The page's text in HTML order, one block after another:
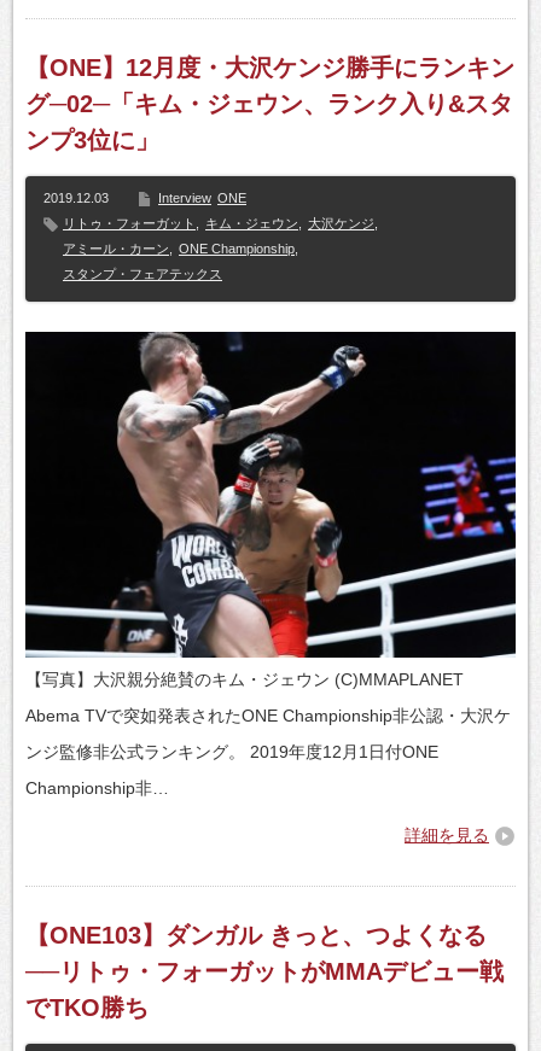
【ONE】12月度・大沢ケンジ勝手にランキン
グ─02─「キム・ジェウン、ランク入り&スタ
ンプ3位に」
2019.12.03 Interview ONE
リトゥ・フォーガット
キム・ジェウン 大沢ケンジ
アミール・カーン
ONE Championship
スタンプ・フェアテックス
【写真】大沢親分絶賛のキム・ジェウン (C)MMAPLANET
Abema TVで突如発表されたONE Championship非公認・大沢ケ
ンジ監修非公式ランキング。 2019年度12月1日付ONE
Championship非…
詳細を見る
【ONE103】ダンガル きっと、つよくなる
──リトゥ・フォーガットがMMAデビュー戦
でTKO勝ち